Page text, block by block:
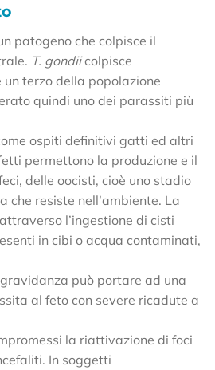
patogeno che colpisce il
T. gondiicolpisce
terzo della popolazione
quindi uno dei parassiti più
ospiti definitivi gatti ed altri
permettono la produzione e il
delle oocisti, cioè uno stadio
che resiste nell’ambiente. La
l’ingestione di cisti
in cibi o acqua contaminati,
può portare ad una
al feto con severe ricadute a
la riattivazione di foci
In soggetti